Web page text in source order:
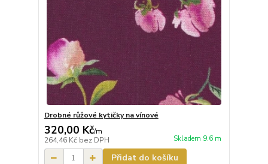
Drobné růžové kytičky na vínové
320,00 Kč/m
264,46 Kč bez DPH Skladem 9.6 m
Přidat do košíku